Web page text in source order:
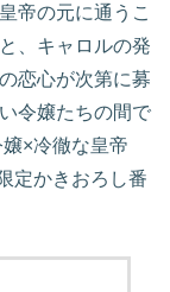
帝の元に通うこ
、キャロルの発
恋心が次第に募
令嬢たちの間で
嬢×冷徹な皇帝
定かきおろし番